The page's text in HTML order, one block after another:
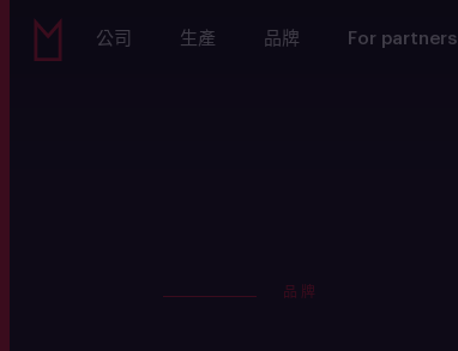
公司 生產 品牌 For partners
品牌